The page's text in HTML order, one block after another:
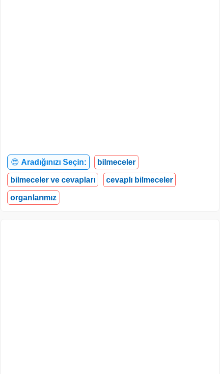
😍 Aradığınızı Seçin: bilmeceler
bilmeceler ve cevapları cevaplı bilmeceler
organlarımız